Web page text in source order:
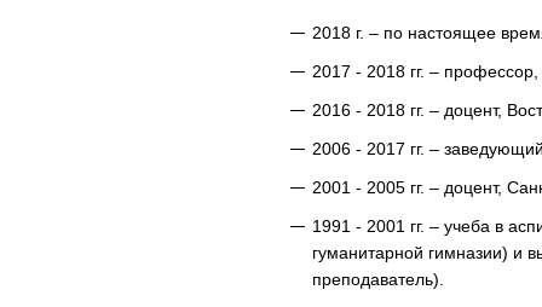
2018 г. – по настоящее
2017 - 2018 гг. –
2016 - 2018 гг. – доцент,
2006 - 2017 гг. –
2001 - 2005 гг. – доцент,
1991 - 2001 гг. – учеба в
гуманитарной гимназии) и
преподаватель).